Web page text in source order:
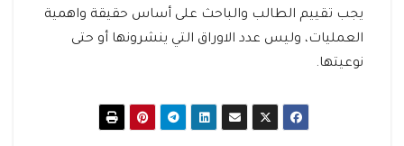
يجب تقييم الطالب والباحث على أساس حقيقة واهمية
العمليات، وليس عدد الاوراق التي ينشرونها أو حتى
نوعيتها.